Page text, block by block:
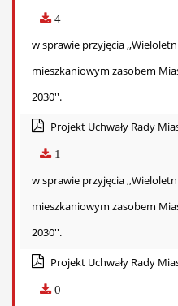
4
w sprawie przyjęcia
mieszkaniowym zasobem
2030''.
Projekt Uchwały Rady
1
w sprawie przyjęcia
mieszkaniowym zasobem
2030''.
Projekt Uchwały Rady
0